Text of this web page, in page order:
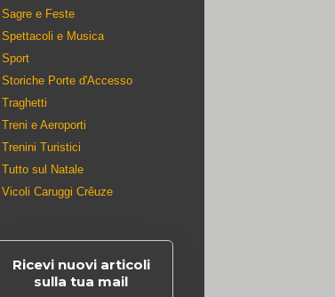
Sagre e Feste
Spettacoli e Musica
Sport
Storiche Porte d'Accesso
Traghetti
Treni e Aeroporti
Trenini Turistici
Tutto sul Natale
Vicoli Caruggi Crêuze
Ricevi nuovi articoli
sulla tua mail